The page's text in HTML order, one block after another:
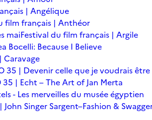
| Angélique
film français | Anthéor
maiFestival du film français | Argile
Bocelli: Because I Believe
Caravage
35 | Devenir celle que je voudrais être
35 | Echt – The Art of Jan Merta
- Les merveilles du musée égyptien
Singer Sargent–Fashion &